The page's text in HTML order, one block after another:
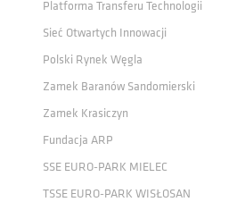
Platforma Transferu Technologii
Sieć Otwartych Innowacji
Polski Rynek Węgla
Zamek Baranów Sandomierski
Zamek Krasiczyn
Fundacja ARP
SSE EURO-PARK MIELEC
TSSE EURO-PARK WISŁOSAN